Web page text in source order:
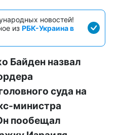
новостей!
из РБК-Украина в
Байден назвал
суда на
министра
пообещал